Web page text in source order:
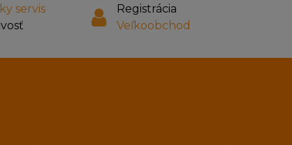
servis
Registrácia
Veľkoobchod